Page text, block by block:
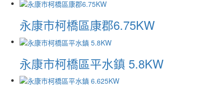
永康市柯橋區康郡6.75KW
永康市柯橋區平水鎮 5.8KW